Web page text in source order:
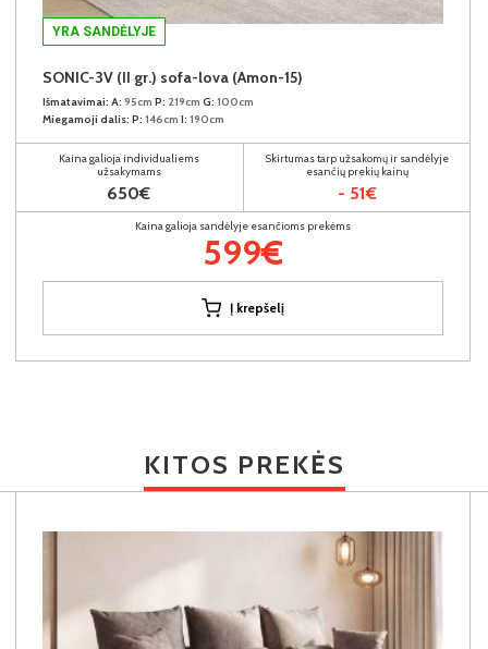
YRA SANDĖLYJE
SONIC-3V (II gr.) sofa-lova (Amon-15)
Išmatavimai: A: 95cm P: 219cm G: 100cm
Miegamoji dalis: P: 146cm I: 190cm
Kaina galioja individualiems
užsakymams
650€
Skirtumas tarp užsakomų ir sandėlyje
esančių prekių kainų
- 51€
Kaina galioja sandėlyje esančioms prekėms
599€
Į krepšelį
KITOS PREKĖS